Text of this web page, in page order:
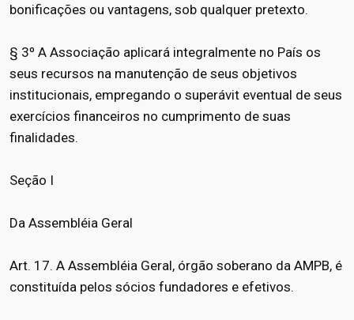
bonificações ou vantagens, sob qualquer pretexto.
§ 3º A Associação aplicará integralmente no País os
seus recursos na manutenção de seus objetivos
institucionais, empregando o superávit eventual de seus
exercícios financeiros no cumprimento de suas
finalidades.
Seção I
Da Assembléia Geral
Art. 17. A Assembléia Geral, órgão soberano da AMPB, é
constituída pelos sócios fundadores e efetivos.